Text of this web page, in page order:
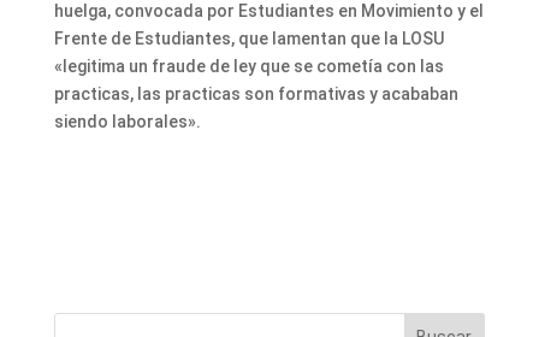
huelga, convocada por Estudiantes en Movimiento y el
Frente de Estudiantes, que lamentan que la LOSU
«legitima un fraude de ley que se cometía con las
practicas, las practicas son formativas y acababan
siendo laborales».